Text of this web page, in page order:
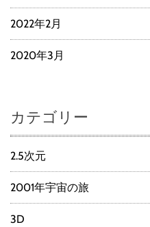
2022年2月
2020年3月
カテゴリー
2.5次元
2001年宇宙の旅
3D